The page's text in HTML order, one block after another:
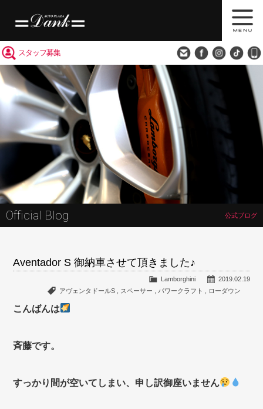
スタッフ募集
Official Blog 公式ブログ
Aventador S 御納車させて頂きました♪
2019.02.19
Lamborghini
アヴェンタドールS, スペーサー パワークラフト ローダウン
こんばんは
斉藤です。
すっかり間が空いてしまい、申し訳御座いません